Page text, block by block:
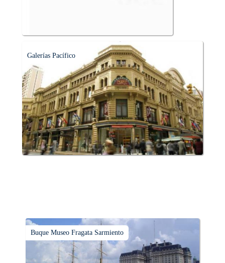
Galerías Pacífico
Buque Museo Fragata Sarmiento